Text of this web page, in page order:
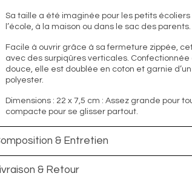
Sa taille a été imaginée pour les petits
l’école, à la maison ou dans le sac des parents.
Facile à ouvrir grâce à sa fermeture zippée,
avec des surpiqûres verticales. Confectionnée
douce, elle est doublée en coton et garnie
polyester.
Dimensions : 22 x 7,5 cm : Assez grande pour
compacte pour se glisser partout.
& Entretien
& Retour